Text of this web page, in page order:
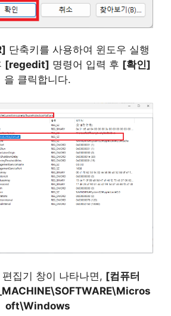
단축키를 사용하여 윈도우 실행
[regedit] 명령어 입력 후 [확인]
을 클릭합니다.
집기 창이 나타나면, [컴퓨터
oft\Windows